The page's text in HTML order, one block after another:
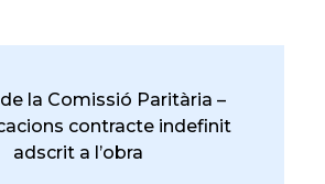
la Comissió Paritària –
contracte indefinit
adscrit a l’obra